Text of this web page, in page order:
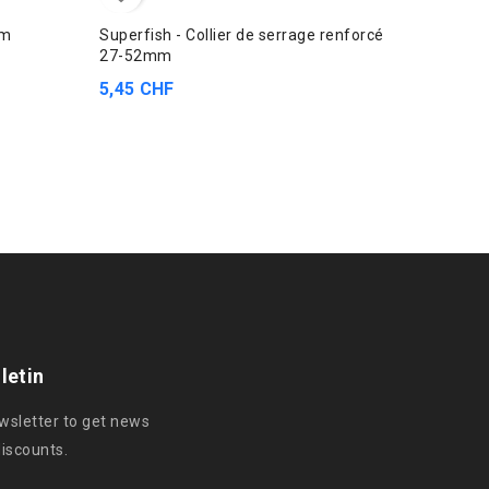
Superfish - Collier de serrage renforcé
27-52mm
5,45 CHF
to get news